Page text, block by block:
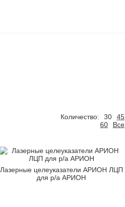
Количество: 30
45
60
Все
Лазерные целеуказатели АРИОН ЛЦП
для р/а АРИОН